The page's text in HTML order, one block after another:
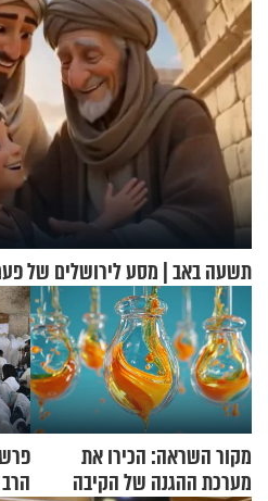
תשעה באב | מסע לירושלים של
מקור השראה: הכירו את
מערכת ההגנה של הקיבה